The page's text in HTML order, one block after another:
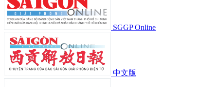
SGGP Online
中文版